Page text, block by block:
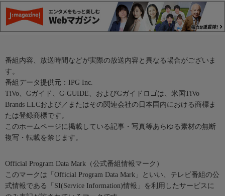
番組内容、放送時間などが実際の放送内容と異なる場合がございま
す。
番組データ提供元：IPG Inc.
TiVo、Gガイド、G-GUIDE、およびGガイドロゴは、米国TiVo
Brands LLCおよび／またはその関連会社の日本国内における商標ま
たは登録商標です。
このホームページに掲載している記事・写真等あらゆる素材の無断
複写・転載を禁じます。
Official Program Data Mark（公式番組情報マーク）
このマークは「Official Program Data Mark」といい、テレビ番組の公
式情報である「SI(Service Information)情報」を利用したサービスに